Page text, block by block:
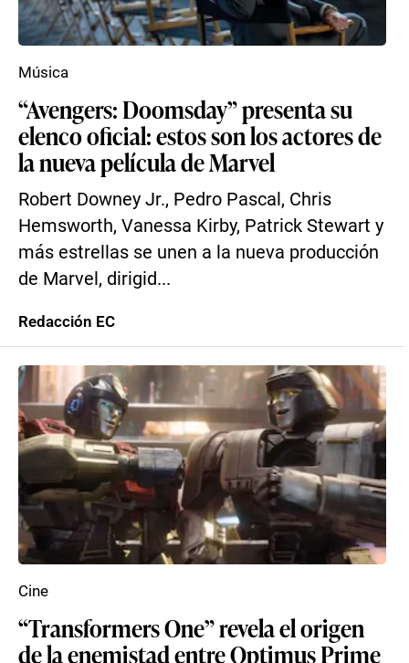
“Avengers: Doomsday” presenta su
elenco oficial: estos son los actores de
la nueva película de Marvel
Robert Downey Jr., Pedro Pascal, Chris
Hemsworth, Vanessa Kirby, Patrick Stewart y
más estrellas se unen a la nueva producción
de Marvel, dirigid...
Música
Redacción EC
“Transformers One” revela el origen
de la enemistad entre Optimus Prime
Cine